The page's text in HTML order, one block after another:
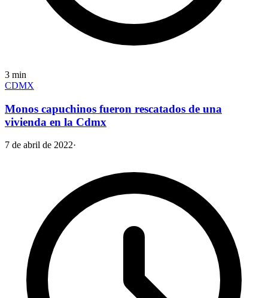
3 min
CDMX
Monos capuchinos fueron rescatados de una
vivienda en la Cdmx
7 de abril de 2022·